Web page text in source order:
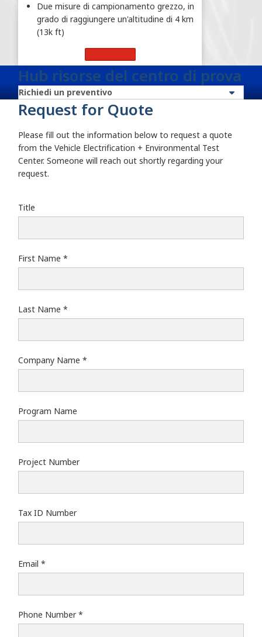
Due misure di campionamento grezzo, in
grado di raggiungere un'altitudine di 4 km
(13k ft)
Hub risorse del centro di prova
Request for Quote
Please fill out the information below to request a quote
from the Vehicle Electrification + Environmental Test
Center. Someone will reach out shortly regarding your
request.
Title
First Name
Last Name
Company Name
Program Name
Project Number
Tax ID Number
Email
Phone Number